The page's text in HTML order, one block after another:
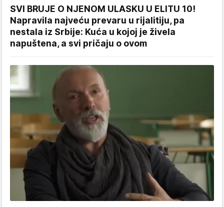
SVI BRUJE O NJENOM ULASKU U ELITU 10!
Napravila najveću prevaru u rijalitiju, pa
nestala iz Srbije: Kuća u kojoj je živela
napuštena, a svi pričaju o ovom